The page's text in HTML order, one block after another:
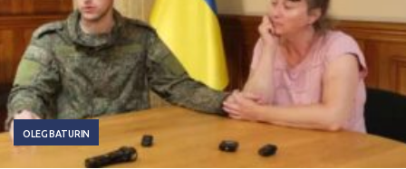
OLEG BATURIN